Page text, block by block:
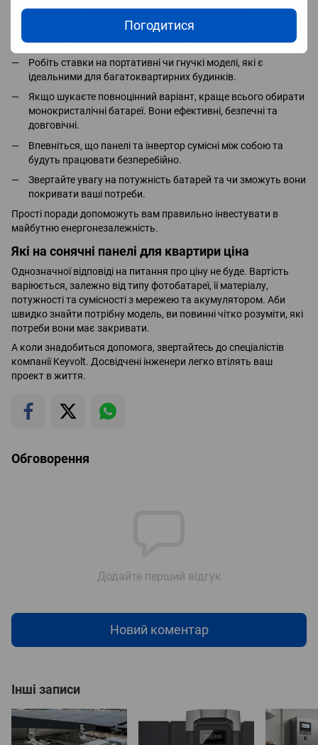
Погодитися
Як вибрати сонячні панелі для квартир
Тепер, коли ви зрозуміли особливості проекту, давайте
розберемо, як вибрати сонячні панелі на квартиру:
Робіть ставки на портативні чи гнучкі моделі, які є
ідеальними для багатоквартирних будинків.
Якщо шукаєте повноцінний варіант, краще всього обирати
монокристалічні батареї. Вони ефективні, безпечні та
довговічні.
Впевніться, що панелі та інвертор сумісні між собою та
будуть працювати безперебійно.
Звертайте увагу на потужність батарей та чи зможуть вони
покривати ваші потреби.
Прості поради допоможуть вам правильно інвестувати в
майбутню енергонезалежність.
Які на сонячні панелі для квартири ціна
Однозначної відповіді на питання про ціну не буде. Вартість
варіюється, залежно від типу фотобатареї, її матеріалу,
потужності та сумісності з мережею та акумулятором. Аби
швидко знайти потрібну модель, ви повинні чітко розуміти, які
потреби вони має закривати.
А коли знадобиться допомога, звертайтесь до спеціалістів
компанії Keyvolt. Досвідчені інженери легко втілять ваш
проект в життя.
Обговорення
Додайте перший відгук
Новий коментар
Інші записи